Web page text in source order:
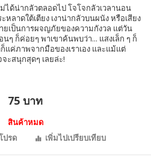
ได้น่ากลัวตลอดไป โจโจกลัวเวลานอน
ลาดใต้เตียง เงาน่ากลัวบนผนัง หรือเสียง
เป็นการผจญภัยของความกังวล แต่วัน
ๆ ก็ค่อยๆ พาเขาค้นพบว่า... แสงเล็ก ๆ ก็
แค่ภาพจากมือของเราเอง และแม้แต่
ะสนุกสุดๆ เลยล่ะ!
75 บาท
สินค้าหมด
ปรด
เพิ่มไปเปรียบเทียบ